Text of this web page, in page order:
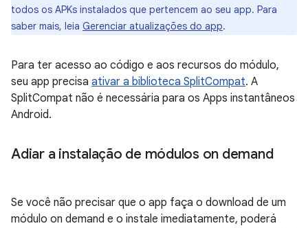
todos os APKs instalados que pertencem ao seu app. Para
saber mais, leia Gerenciar atualizações do app.
Para ter acesso ao código e aos recursos do módulo,
seu app precisa ativar a biblioteca SplitCompat. A
SplitCompat não é necessária para os Apps instantâneos
Android.
Adiar a instalação de módulos on demand
Se você não precisar que o app faça o download de um
módulo on demand e o instale imediatamente, poderá